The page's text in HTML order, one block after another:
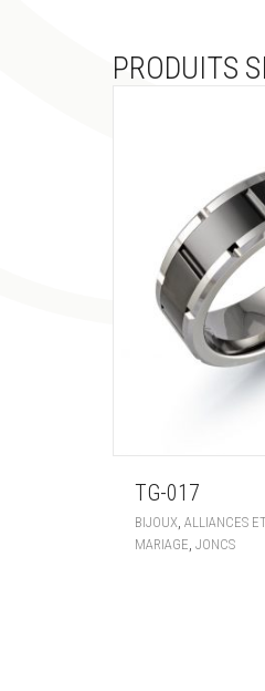
PRODUITS
TG-017
BIJOUX ALLIANCES
MARIAGE JONCS